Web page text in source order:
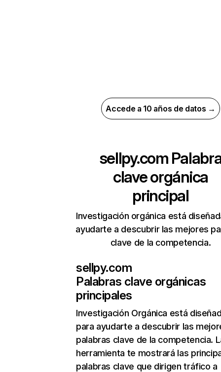
Accede a 10 años de datos →
sellpy.com
clave orgánica
principal
Investigación orgánica está
ayudarte a descubrir las mejores
clave de la competencia.
sellpy.com
Palabras clave orgánicas
principales
Investigación Orgánica está
para ayudarte a descubrir las
palabras clave de la competencia.
herramienta te mostrará las
palabras clave que dirigen tráfico a